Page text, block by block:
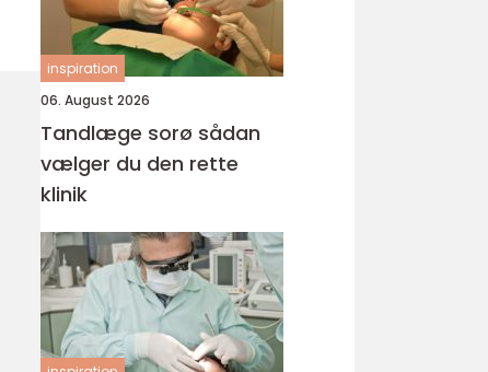
inspiration
06. August 2026
Tandlæge sorø sådan
vælger du den rette
klinik